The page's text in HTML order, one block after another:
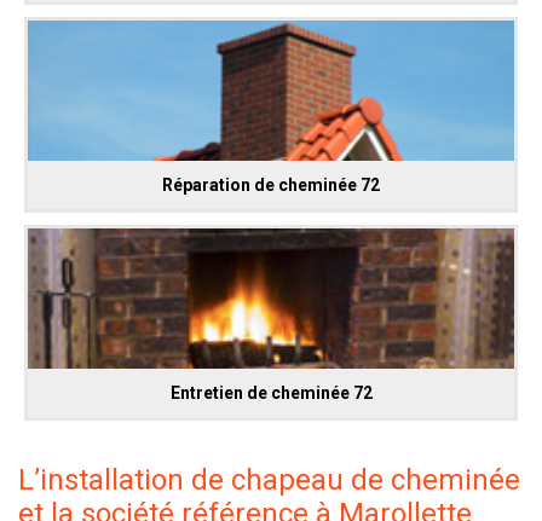
Réparation de cheminée 72
Entretien de cheminée 72
L’installation de chapeau de cheminée
et la société référence à Marollette